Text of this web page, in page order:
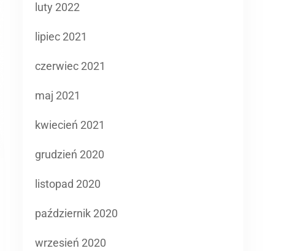
luty 2022
lipiec 2021
czerwiec 2021
maj 2021
kwiecień 2021
grudzień 2020
listopad 2020
październik 2020
wrzesień 2020